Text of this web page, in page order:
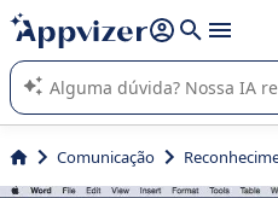
de nossa IA (várias linhas com
A IA do Appvizer o orienta no uso
SaaS para sua empresa.
Comunicação